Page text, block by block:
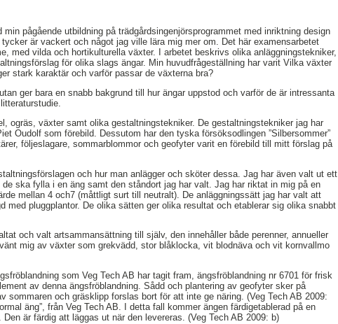
pågående utbildning på trädgårdsingenjörsprogrammet med inriktning design
är vackert och något jag ville lära mig mer om. Det här examensarbetet
med vilda och hortikulturella växter. I arbetet beskrivs olika anläggningstekniker,
för olika slags ängar. Min huvudfrågeställning har varit Vilka växter
stark karaktär och varför passar de växterna bra?
ger bara en snabb bakgrund till hur ängar uppstod och varför de är intressanta
ogräs, växter samt olika gestaltningstekniker. De gestaltningstekniker jag har
Oudolf som förebild. Dessutom har den tyska försöksodlingen ”Silbersommer”
följeslagare, sommarblommor och geofyter varit en förebild till mitt förslag på
och hur man anlägger och sköter dessa. Jag har även valt ut ett
ska fylla i en äng samt den ståndort jag har valt. Jag har riktat in mig på en
mellan 4 och7 (måttligt surt till neutralt). De anläggningssätt jag har valt att
med pluggplantor. De olika sätten ger olika resultat och etablerar sig olika snabbt
och valt artsammansättning till själv, den innehåller både perenner, annueller
mig av växter som grekvädd, stor blåklocka, vit blodnäva och vit kornvallmo
som Veg Tech AB har tagit fram, ängsfröblandning nr 6701 för frisk
av denna ängsfröblandning. Sådd och plantering av geofyter sker på
sommaren och gräsklipp forslas bort för att inte ge näring. (Veg Tech AB 2009:
äng”, från Veg Tech AB. I detta fall kommer ängen färdigetablerad på en
är färdig att läggas ut när den levereras. (Veg Tech AB 2009: b)